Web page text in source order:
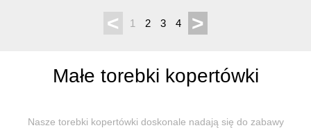
< 1 2 3 4 >
Małe torebki kopertówki
Nasze torebki kopertówki doskonale nadają się do zabawy